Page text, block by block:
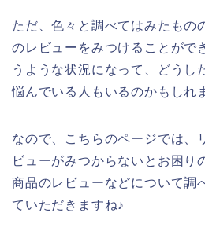
ただ、色々と調べてはみたもの
のレビューをみつけることがで
うような状況になって、どうし
悩んでいる人もいるのかもしれ
なので、こちらのページでは、
ビューがみつからないとお困り
商品のレビューなどについて調
ていただきますね♪